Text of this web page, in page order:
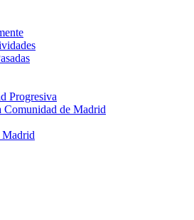
Progresiva
Comunidad de Madrid
Madrid